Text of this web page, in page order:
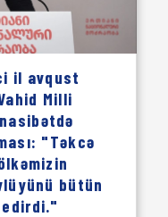
il avqust
Milli
"Təkcə
bütün